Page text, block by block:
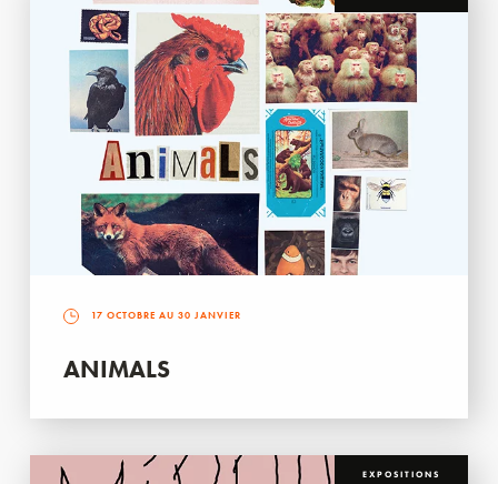
17 OCTOBRE AU 30 JANVIER
ANIMALS
EXPOSITIONS